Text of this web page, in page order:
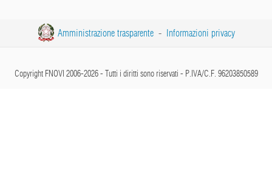
Amministrazione trasparente - Informazioni privacy
Copyright FNOVI 2006-2026 - Tutti i diritti sono riservati - P.IVA/C.F. 96203850589